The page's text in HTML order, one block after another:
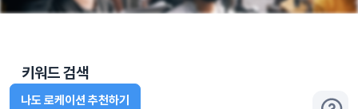
키워드 검색
나도 로케이션 추천하기